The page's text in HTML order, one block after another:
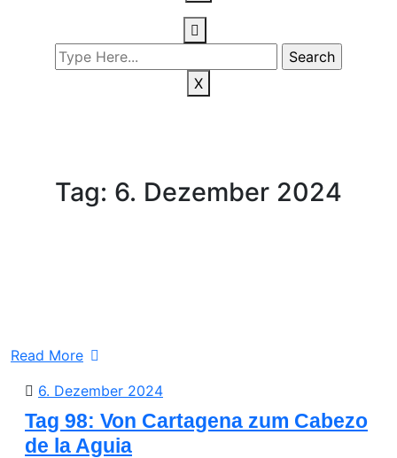
X
Tag: 6. Dezember 2024
Read More
6. Dezember 20246.
Dezember
2024
Tag 98: Von Cartagena zum Cabezo
de la Aguia